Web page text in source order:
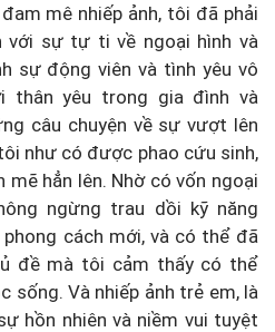
mê nhiếp ảnh, tôi đã phải
với sự tự ti về ngoại hình và
sự động viên và tình yêu vô
thân yêu trong gia đình và
câu chuyện về sự vượt lên
như có được phao cứu sinh,
mẽ hẳn lên. Nhờ có vốn ngoại
ngừng trau dồi kỹ năng
cách mới, và có thể đã
đề mà tôi cảm thấy có thể
sống. Và nhiếp ảnh trẻ em, là
hồn nhiên và niềm vui tuyệt